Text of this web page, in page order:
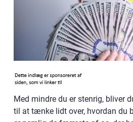
Med mindre du er stenrig, bliver
til at tænke lidt over, hvordan du